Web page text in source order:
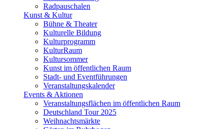
Radpauschalen
Kunst & Kultur
Bühne & Theater
Kulturelle Bildung
Kulturprogramm
KulturRaum
Kultursommer
Kunst im öffentlichen Raum
Stadt- und Eventführungen
Veranstaltungskalender
Events & Aktionen
Veranstaltungsflächen im öffentlichen Raum
Deutschland Tour 2025
Weihnachtsmärkte